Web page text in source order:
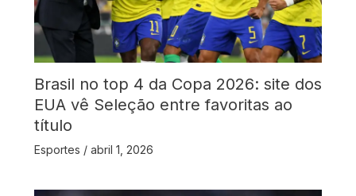
Brasil no top 4 da Copa 2026: site dos
EUA vê Seleção entre favoritas ao
título
Esportes / abril 1, 2026